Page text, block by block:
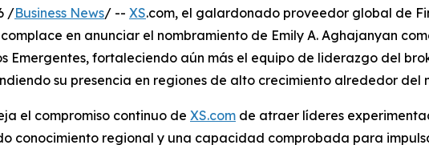
/Business News/ -- XS.com, el galardonado proveedor global de
en anunciar el nombramiento de Emily A. Aghajanyan
Emergentes, fortaleciendo aún más el equipo de liderazgo del
su presencia en regiones de alto crecimiento alrededor del
el compromiso continuo de XS.com de atraer líderes
conocimiento regional y una capacidad comprobada para